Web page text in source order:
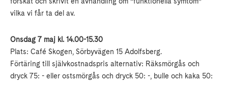
vilka vi får ta del av.
Onsdag 7 maj kl. 14.00-15.30
Plats: Café Skogen, Sörbyvägen 15 Adolfsberg.
Förtäring till självkostnadspris alternativ: Räksmörgås och
dryck 75: - eller ostsmörgås och dryck 50: -, bulle och kaka 50: